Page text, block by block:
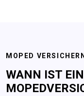
MOPED VERSICHERN
WANN IST